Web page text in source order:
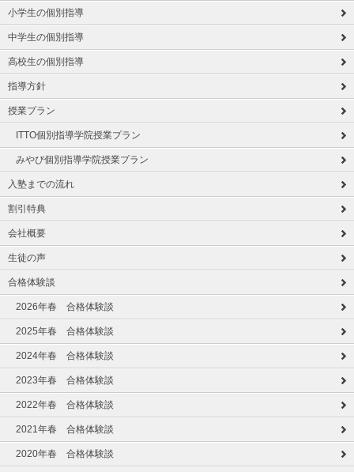
小学生の個別指導
中学生の個別指導
高校生の個別指導
指導方針
授業プラン
ITTO個別指導学院授業プラン
みやび個別指導学院授業プラン
入塾までの流れ
割引特典
会社概要
生徒の声
合格体験談
2026年春 合格体験談
2025年春 合格体験談
2024年春 合格体験談
2023年春 合格体験談
2022年春 合格体験談
2021年春 合格体験談
2020年春 合格体験談